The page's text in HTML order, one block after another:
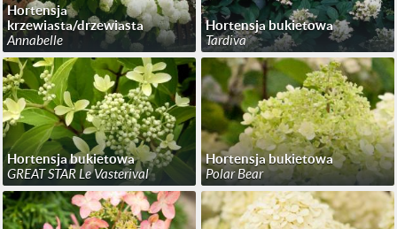
Hortensja
krzewiasta/drzewiasta
Annabelle
Hortensja bukietowa
Tardiva
Hortensja bukietowa
GREAT STAR Le Vasterival
Hortensja bukietowa
Polar Bear